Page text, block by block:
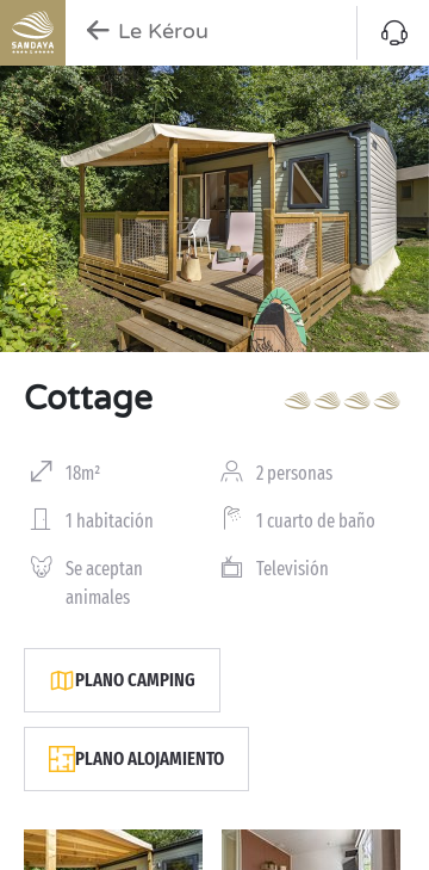
Le Kérou
Cottage
18m² 2 personas
1 habitación 1 cuarto de baño
Se aceptan
animales
Televisión
PLANO CAMPING
PLANO ALOJAMIENTO